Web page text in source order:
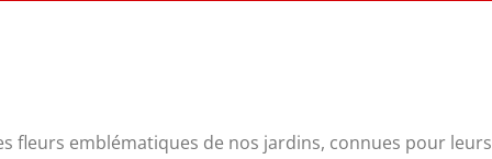
fleurs emblématiques de nos jardins, connues pour leurs